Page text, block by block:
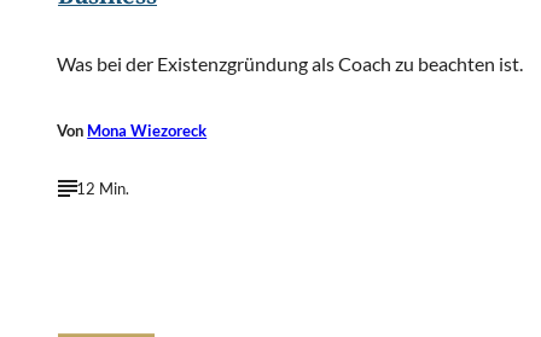
Was bei der Existenzgründung als Coach zu beachten ist.
Von Mona Wiezoreck
12 Min.